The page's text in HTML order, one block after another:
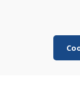
innerhalb